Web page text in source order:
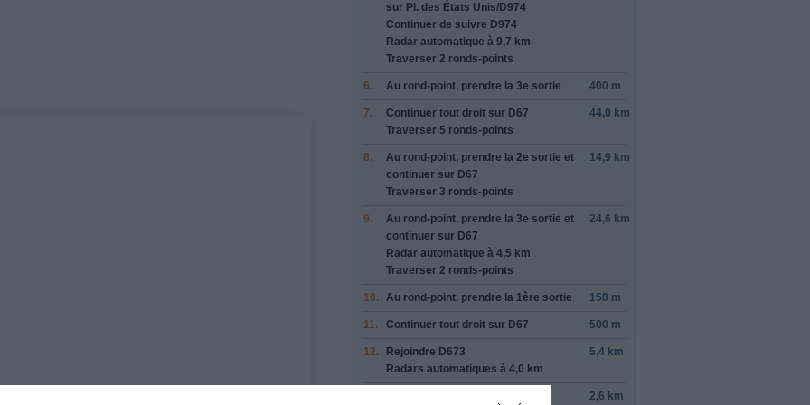
sur Pl. des États Unis/D974
Continuer de suivre D974
Radar automatique à 9,7 km
Traverser 2 ronds-points
6. Au rond-point, prendre la 3e sortie 400 m
7. Continuer tout droit sur D67
Traverser 5 ronds-points
44,0 km
8. Au rond-point, prendre la 2e sortie et
continuer sur D67
Traverser 3 ronds-points
14,9 km
9. Au rond-point, prendre la 3e sortie et
continuer sur D67
Radar automatique à 4,5 km
Traverser 2 ronds-points
24,6 km
10. Au rond-point, prendre la 1ère sortie 150 m
11. Continuer tout droit sur D67 500 m
12. Rejoindre D673
Radars automatiques à 4,0 km
5,4 km
2,6 km
Fermer cet avis